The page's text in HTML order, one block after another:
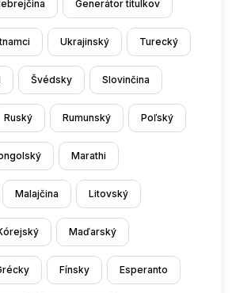
Generátor titulkov
Ukrajinský Turecký
Švédsky Slovinčina
Ruský Rumunský Poľský
Marathi
Malajčina Litovský
Maďarský
Fínsky Esperanto